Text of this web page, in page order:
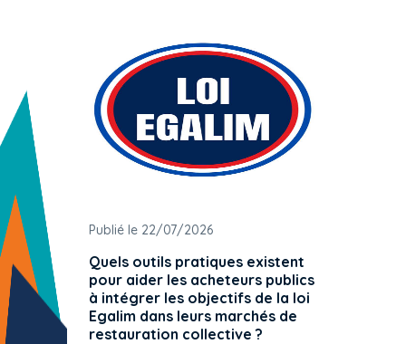
Publié le 22/07/2026
Quels outils pratiques existent
pour aider les acheteurs publics
à intégrer les objectifs de la loi
Egalim dans leurs marchés de
restauration collective ?